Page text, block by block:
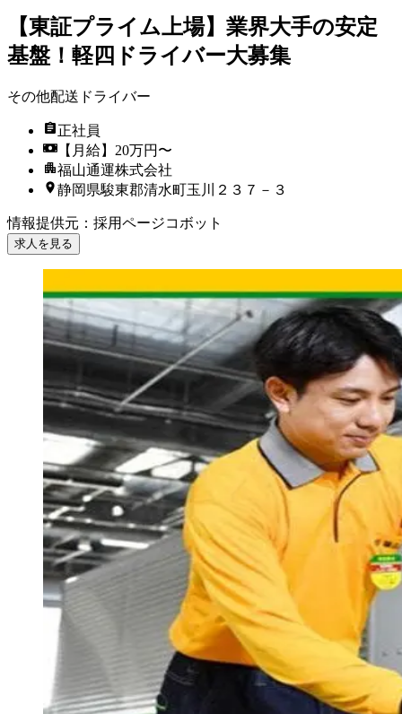
【東証プライム上場】業界大手の安定
基盤！軽四ドライバー大募集
その他配送ドライバー
正社員
【月給】20万円〜
福山通運株式会社
静岡県駿東郡清水町玉川２３７－３
情報提供元 ： 採用ページコボット
求人を見る